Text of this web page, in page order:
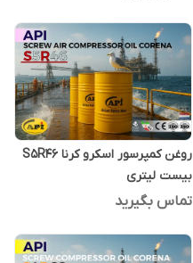
روغن کمپرسور اسکرو کرنا S5R46
بیست لیتری
تماس بگیرید